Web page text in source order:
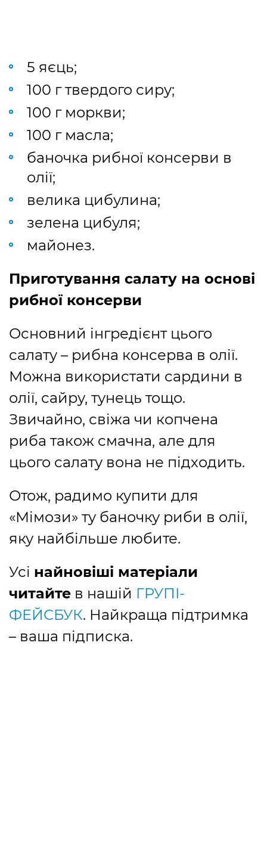
5 яєць;
100 г твердого сиру;
100 г моркви;
100 г масла;
баночка рибної консерви в
олії;
велика цибулина;
зелена цибуля;
майонез.
Приготування салату на основі
рибної консерви
Основний інгредієнт цього
салату – рибна консерва в олії.
Можна використати сардини в
олії, сайру, тунець тощо.
Звичайно, свіжа чи копчена
риба також смачна, але для
цього салату вона не підходить.
Отож, радимо купити для
«Мімози» ту баночку риби в олії,
яку найбільше любите.
Усі найновіші матеріали
читайте в нашій ГРУПІ-
ФЕЙСБУК. Найкраща підтримка
– ваша підписка.